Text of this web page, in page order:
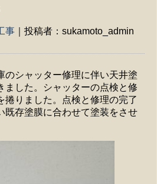
事 ｜投稿者：sukamoto_admin
のシャッター修理に伴い天井塗
ました。シャッターの点検と修
捲りました。点検と修理の完了
既存塗膜に合わせて塗装をさせ